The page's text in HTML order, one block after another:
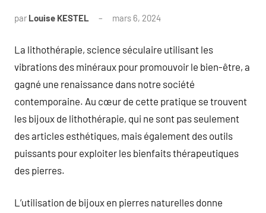
par Louise KESTEL mars 6, 2024
La lithothérapie, science séculaire utilisant les
vibrations des minéraux pour promouvoir le bien-être, a
gagné une renaissance dans notre société
contemporaine. Au cœur de cette pratique se trouvent
les bijoux de lithothérapie, qui ne sont pas seulement
des articles esthétiques, mais également des outils
puissants pour exploiter les bienfaits thérapeutiques
des pierres.
L’utilisation de bijoux en pierres naturelles donne